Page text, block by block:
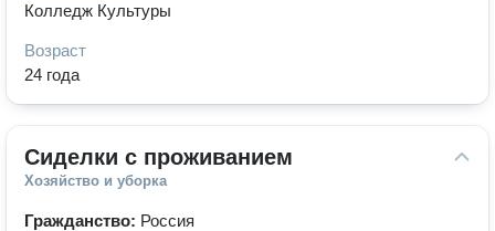
Колледж Культуры
Возраст
24 года
Сиделки с проживанием
Хозяйство и уборка
Гражданство: Россия